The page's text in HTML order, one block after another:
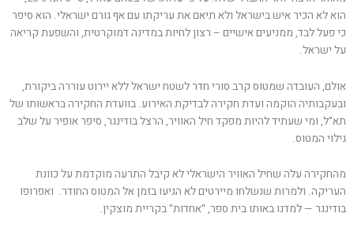
הוא לא הכיר איש בישראל ולא תיאם את עריקתו עם אף גורם ישראלי. הוא סיפר
כי פעל לבד, ממניעים אישיים – רצון לחיות במדינה דמוקרטית, והשפעת קריאה
על ישראל.
אולם, העובדה שמטוס קרב סורי חדר לשטח ישראל ללא יירוט עוררה ביקורת,
ובעקבותיה הוקמה ועדת חקירה לבדיקת האירוע. בוועדת החקירה בראשותו של
תא"ל, ומי שעתיד להיות מפקד חיל האוויר, הרצל בודינגר, סיפר אופיר על שלב
גילוי המטוס.
מהחקירה עלה שחיל האוויר הישראלי לא קיבל התרעה מוקדמת על כוונת
העריקה. ולמרות שנשלחו מיירטים לא הגיעו בזמן אל המטוס החודר. ואפרופו
בודינגר — למדנו באותו בית ספר, "אחדות" בקריית מוצקין.